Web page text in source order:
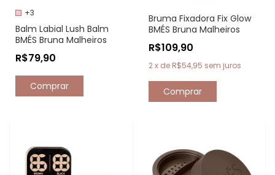
+3
Balm Labial Lush Balm
BMÉS Bruna Malheiros
R$79,90
Comprar
Bruma Fixadora Fix Glow
BMÉS Bruna Malheiros
R$109,90
2 x de R$54,95 sem juros